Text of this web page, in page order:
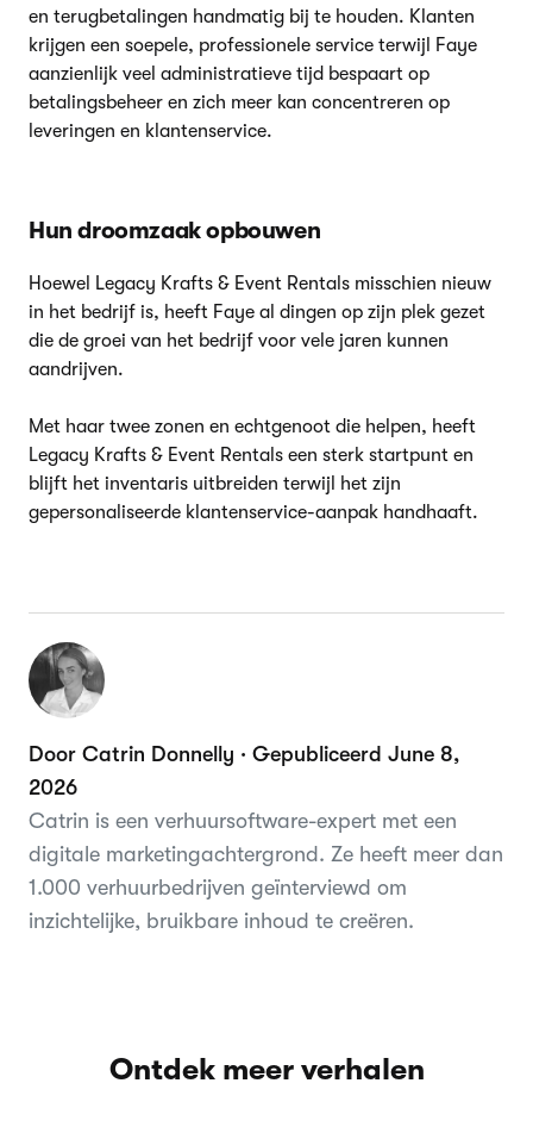
en terugbetalingen handmatig bij te houden. Klanten
krijgen een soepele, professionele service terwijl Faye
aanzienlijk veel administratieve tijd bespaart op
betalingsbeheer en zich meer kan concentreren op
leveringen en klantenservice.
Hun droomzaak opbouwen
Hoewel Legacy Krafts & Event Rentals misschien nieuw
in het bedrijf is, heeft Faye al dingen op zijn plek gezet
die de groei van het bedrijf voor vele jaren kunnen
aandrijven.
Met haar twee zonen en echtgenoot die helpen, heeft
Legacy Krafts & Event Rentals een sterk startpunt en
blijft het inventaris uitbreiden terwijl het zijn
gepersonaliseerde klantenservice-aanpak handhaaft.
Door Catrin Donnelly · Gepubliceerd June 8,
2026
Catrin is een verhuursoftware-expert met een
digitale marketingachtergrond. Ze heeft meer dan
1.000 verhuurbedrijven geïnterviewd om
inzichtelijke, bruikbare inhoud te creëren.
Ontdek meer verhalen